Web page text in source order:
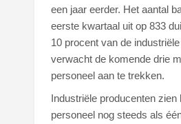
een jaar eerder. Het aantal
eerste kwartaal uit op 833
10 procent van de
verwacht de komende drie
personeel aan te trekken.
Industriële producenten zien
personeel nog steeds als